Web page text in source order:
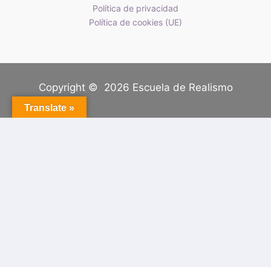
Política de privacidad
Política de cookies (UE)
Copyright © 2026 Escuela de Realismo
Translate »